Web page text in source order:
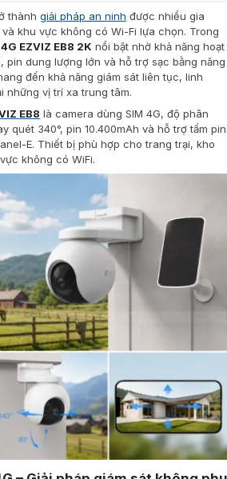
thành giải pháp an ninh được nhiều gia
khu vực không có Wi-Fi lựa chọn. Trong
EZVIZ EB8 2K nổi bật nhờ khả năng hoạt
pin dung lượng lớn và hỗ trợ sạc bằng năng
đến khả năng giám sát liên tục, linh
những vị trí xa trung tâm.
EB8 là camera dùng SIM 4G, độ phân
quét 340°, pin 10.400mAh và hỗ trợ tấm pin
E. Thiết bị phù hợp cho trang trại, kho
không có WiFi.